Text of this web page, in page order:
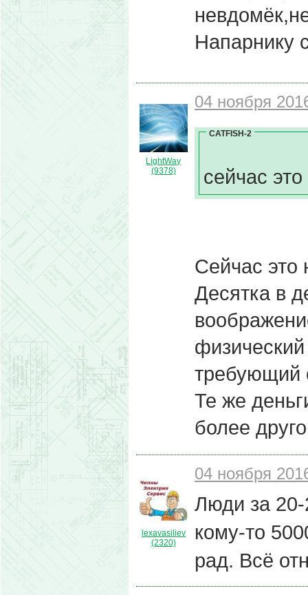
Напарнику
LightWay
(9378)
04 ноября
CATFISH-2
сейчас
Сейчас это
Десятка в
требующий
Те же
более
lexavasiliev
(2320)
04 ноября
Люди за 20-
кому-то
рад. Всё